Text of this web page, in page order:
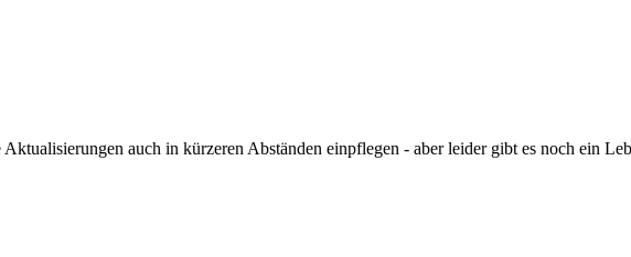
auch in kürzeren Abständen einpflegen - aber leider gibt es noch ein